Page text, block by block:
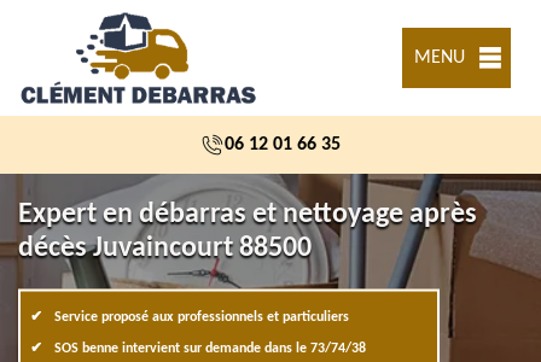
MENU
06 12 01 66 35
Expert en débarras et nettoyage après
décès Juvaincourt 88500
Service proposé aux professionnels et particuliers
SOS benne intervient sur demande dans le 73/74/38